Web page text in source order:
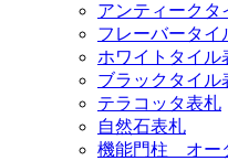
アンティークタ
フレーバータイ
ホワイトタイル
ブラックタイル
テラコッタ表札
自然石表札
機能門柱 オー